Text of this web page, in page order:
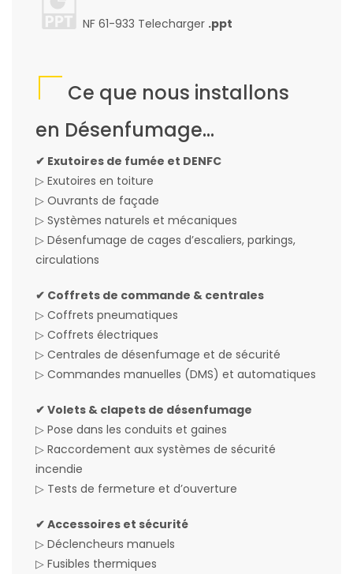
NF 61-933 Telecharger .ppt
Ce que nous installons
en Désenfumage...
✔ Exutoires de fumée et DENFC
▷ Exutoires en toiture
▷ Ouvrants de façade
▷ Systèmes naturels et mécaniques
▷ Désenfumage de cages d’escaliers, parkings,
circulations
✔ Coffrets de commande & centrales
▷ Coffrets pneumatiques
▷ Coffrets électriques
▷ Centrales de désenfumage et de sécurité
▷ Commandes manuelles (DMS) et automatiques
✔ Volets & clapets de désenfumage
▷ Pose dans les conduits et gaines
▷ Raccordement aux systèmes de sécurité
incendie
▷ Tests de fermeture et d’ouverture
✔ Accessoires et sécurité
▷ Déclencheurs manuels
▷ Fusibles thermiques